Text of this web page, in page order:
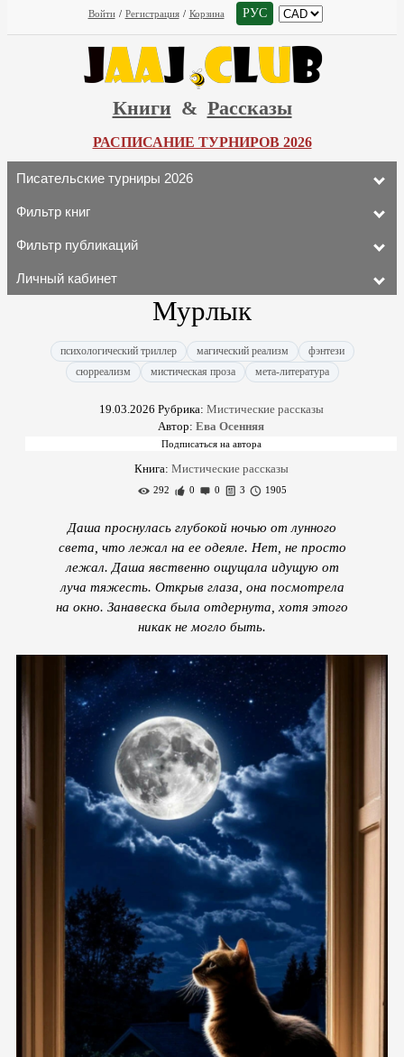
Войти / Регистрация / Корзина РУС
Книги & Рассказы
РАСПИСАНИЕ ТУРНИРОВ 2026
Писательские турниры 2026
Фильтр книг
Фильтр публикаций
Личный кабинет
Мурлык
психологический триллер магический реализм
фэнтези
сюрреализм
мистическая проза мета-литература
19.03.2026 Рубрика: Мистические рассказы
Автор: Ева Осенняя
Книга: Мистические рассказы
292 0 0 3 1905
Даша проснулась глубокой ночью от лунного
света, что лежал на ее одеяле. Нет, не просто
лежал. Даша явственно ощущала идущую от
луча тяжесть. Открыв глаза, она посмотрела
на окно. Занавеска была отдернута, хотя этого
никак не могло быть.